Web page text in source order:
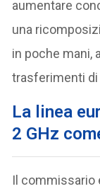
aumentare
una
in poche mani,
trasferimenti di
La linea
2 GHz
Il commissario